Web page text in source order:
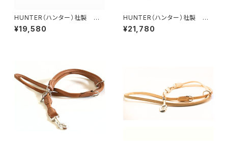
HUNTER（ハンター）社製 犬
用エルクレザー丸め革リード【1
00cm・リード直径1cm】
¥19,580
HUNTER（ハンター）社製 犬
用エルクレザー丸め革3wayリ
ード【200cm・リード直径8m
¥21,780